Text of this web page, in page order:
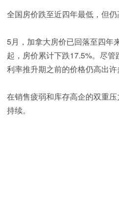
全国房价跌至近四年最低，但
5月，加拿大房价已回落至四年
起，房价累计下跌17.5%。尽
利率推升期之前的价格仍高出许
在销售疲弱和库存高企的双重
持续。